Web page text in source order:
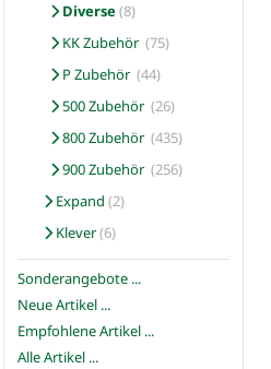
Diverse(8)
KK Zubehör (75)
P Zubehör (44)
500 Zubehör (26)
800 Zubehör (435)
900 Zubehör (256)
Expand (2)
Klever(6)
Sonderangebote ...
Neue Artikel ...
Empfohlene Artikel ...
Alle Artikel ...